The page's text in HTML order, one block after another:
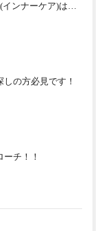
髪質改善Sトリートメント(インナーケア)はなぜ加古川最強なのか？
の方必見です！
チ！！